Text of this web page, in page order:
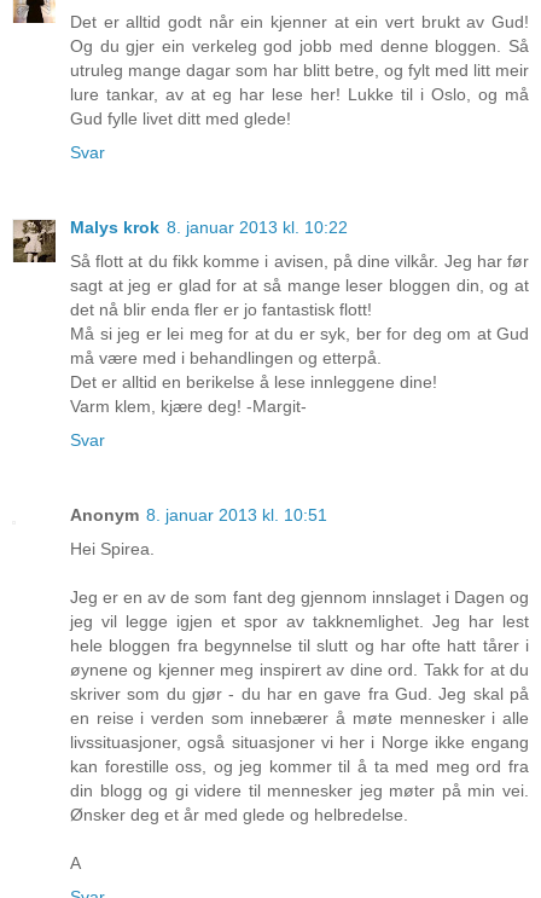
Det er alltid godt når ein kjenner at ein vert brukt av Gud!
Og du gjer ein verkeleg god jobb med denne bloggen. Så
utruleg mange dagar som har blitt betre, og fylt med litt meir
lure tankar, av at eg har lese her! Lukke til i Oslo, og må
Gud fylle livet ditt med glede!
Svar
Malys krok 8. januar 2013 kl. 10:22
Så flott at du fikk komme i avisen, på dine vilkår. Jeg har før
sagt at jeg er glad for at så mange leser bloggen din, og at
det nå blir enda fler er jo fantastisk flott!
Må si jeg er lei meg for at du er syk, ber for deg om at Gud
må være med i behandlingen og etterpå.
Det er alltid en berikelse å lese innleggene dine!
Varm klem, kjære deg! -Margit-
Svar
Anonym 8. januar 2013 kl. 10:51
Hei Spirea.
Jeg er en av de som fant deg gjennom innslaget i Dagen og
jeg vil legge igjen et spor av takknemlighet. Jeg har lest
hele bloggen fra begynnelse til slutt og har ofte hatt tårer i
øynene og kjenner meg inspirert av dine ord. Takk for at du
skriver som du gjør - du har en gave fra Gud. Jeg skal på
en reise i verden som innebærer å møte mennesker i alle
livssituasjoner, også situasjoner vi her i Norge ikke engang
kan forestille oss, og jeg kommer til å ta med meg ord fra
din blogg og gi videre til mennesker jeg møter på min vei.
Ønsker deg et år med glede og helbredelse.
A